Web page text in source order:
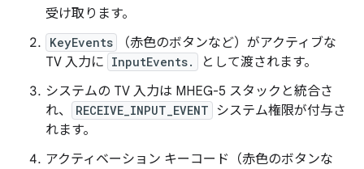
受け取ります。
KeyEvents
（赤色のボタンなど）がアクティブな
TV 入力に InputEvents.
として渡されます。
システムの TV 入力は MHEG-5 スタックと統合さ
れ、
RECEIVE_INPUT_EVENT
システム権限が付与さ
れます。
アクティベーション キーコード（赤色のボタンな